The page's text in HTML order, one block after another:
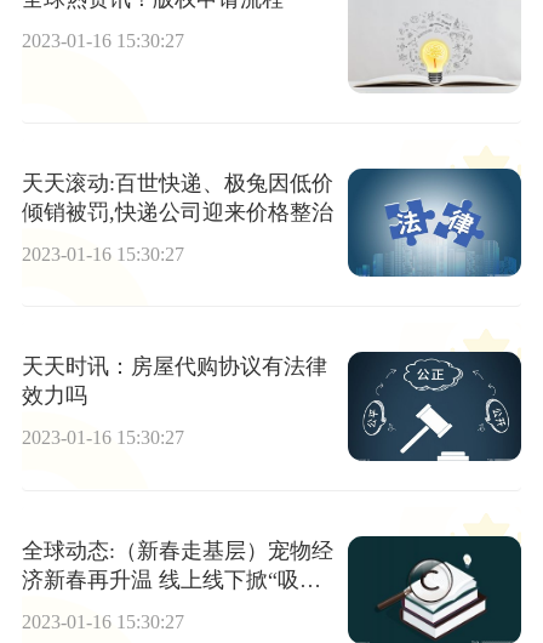
2023-01-16 15:30:27
天天滚动:百世快递、极兔因低价
倾销被罚,快递公司迎来价格整治
2023-01-16 15:30:27
天天时讯：房屋代购协议有法律
效力吗
2023-01-16 15:30:27
全球动态:（新春走基层）宠物经
济新春再升温 线上线下掀“吸
2023-01-16 15:30:27